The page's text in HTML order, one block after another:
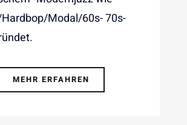
Modal/60s- 70s-
MEHR ERFAHREN